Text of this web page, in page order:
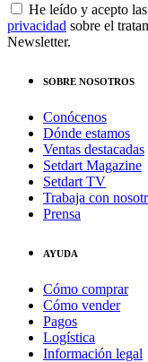
He leído y acepto
privacidad sobre el
Newsletter.
SOBRE NOSOTROS
Conócenos
Dónde estamos
Ventas destacadas
Setdart Magazine
Setdart TV
Trabaja con
Prensa
AYUDA
Cómo comprar
Cómo vender
Pagos
Logística
Información legal